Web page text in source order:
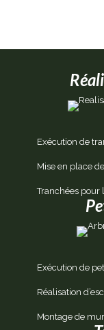
Exécution de
Mise en place
Tranchées pour
Exécution de
Réalisation
Montage de